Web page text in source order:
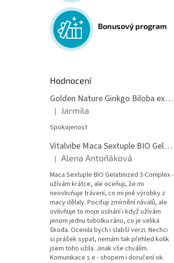
Bonusový program
Hodnocení
Golden Nature Ginkgo Biloba extrakt 50:1 60mg, 100 kapslí
Hodnocení produktu je 5 z 5 hvězdiček.
| Jarmila
Spokojenost
Vitalvibe Maca Sextuple BIO Gelatinized 3-Complex, 60 kapslí
Hodnocení produktu je 5 z 5 hvězdiček.
| Alena Antoňáková
Maca Sextuple BIO Gelatinized 3-Complex -
užívám krátce, ale oceňuji, že mi
neovlivňuje trávení, co mi jiné výrobky z
macy dělaly. Pociťuji zmírnění návalů, ale
ovlivňuje to moje usínání i když užívám
jenom jednu tobolku ráno, co je veliká
škoda. Ocenila bych i slabší verzi. Nechci
si prášek sypat, nemám tak přehled kolik
jsem toho užila. Jinak vše chválím.
Komunikace s e - shopem i doručení ok.